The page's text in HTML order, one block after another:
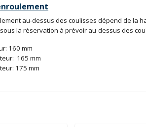
au-dessus des coulisses dépend de la
la réservation à prévoir au-dessus des
160 mm
165 mm
175 mm